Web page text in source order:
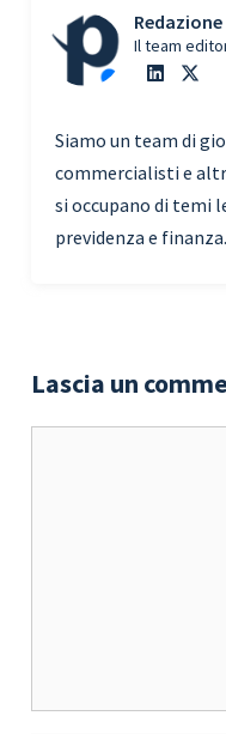
Redazione
Il team
Siamo un team di
commercialisti e
si occupano di temi
previdenza e finanza.
Lascia un